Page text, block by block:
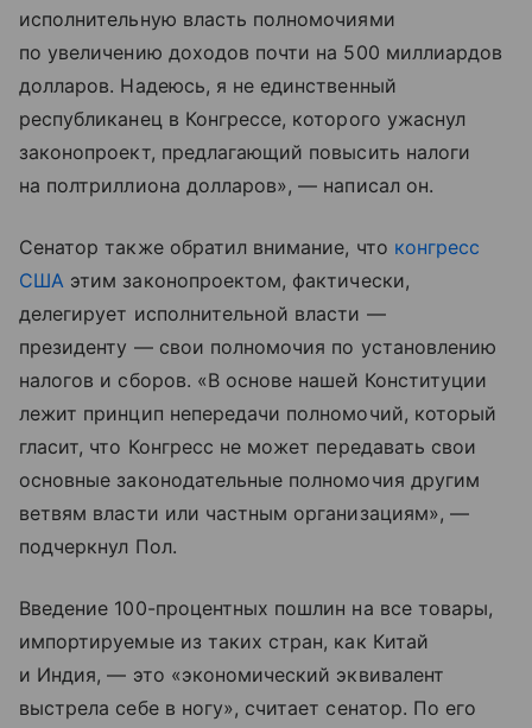
исполнительную власть полномочиями
по увеличению доходов почти на 500 миллиардов
долларов. Надеюсь, я не единственный
республиканец в Конгрессе, которого ужаснул
законопроект, предлагающий повысить налоги
на полтриллиона долларов», — написал он.
Сенатор также обратил внимание, что конгресс
США этим законопроектом, фактически,
делегирует исполнительной власти —
президенту — свои полномочия по установлению
налогов и сборов. «В основе нашей Конституции
лежит принцип непередачи полномочий, который
гласит, что Конгресс не может передавать свои
основные законодательные полномочия другим
ветвям власти или частным организациям», —
подчеркнул Пол.
Введение 100-процентных пошлин на все товары,
импортируемые из таких стран, как Китай
и Индия, — это «экономический эквивалент
выстрела себе в ногу», считает сенатор. По его